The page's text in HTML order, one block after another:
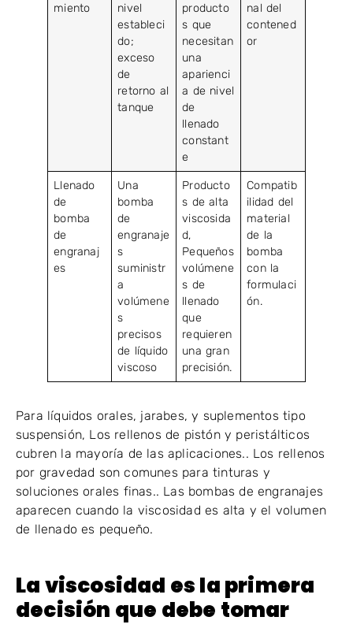
miento
nivel
estableci
do;
exceso
de
retorno al
tanque
producto
s que
necesitan
una
aparienci
a de nivel
de
llenado
constant
e
nal del
contened
or
Llenado
de
bomba
de
engranaj
es
Una
bomba
de
engranaje
s
suministr
a
volúmene
s
precisos
de líquido
viscoso
Producto
s de alta
viscosida
d,
Pequeños
volúmene
s de
llenado
que
requieren
una gran
precisión.
Compatib
ilidad del
material
de la
bomba
con la
formulaci
ón.
Para líquidos orales, jarabes, y suplementos tipo
suspensión, Los rellenos de pistón y peristálticos
cubren la mayoría de las aplicaciones.. Los rellenos
por gravedad son comunes para tinturas y
soluciones orales finas.. Las bombas de engranajes
aparecen cuando la viscosidad es alta y el volumen
de llenado es pequeño.
La viscosidad es la primera
decisión que debe tomar